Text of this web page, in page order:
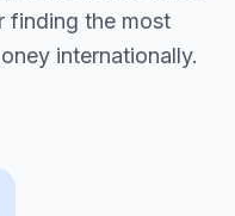
finding the most
internationally.